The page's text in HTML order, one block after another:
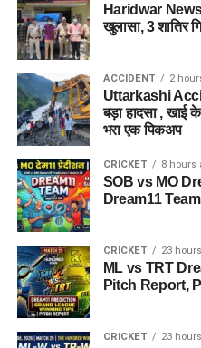
औद्योगिक नियमावली को
समाधान पर जोर।
छंटनी किए गए कर्मचारियों
वन विकास निगम की सेवा
लिए 100 अंकों की परीक्षा
ईको टूरिज्म को बढ़ावा देने
उच्चाधिकार प्राप्त
Haridwar News:
खुलासा, 3 शातिर
ACCIDENT 2
Uttarkashi
बड़ा हादसा , खाई
भरा एक पिकअप
CRICKET 8 hours
SOB vs MO
Dream11
CRICKET 23
ML vs TRT
Pitch Report,
CRICKET 23